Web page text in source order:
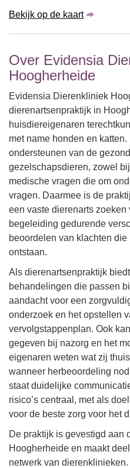
Bekijk op de kaart
Over Evidensia
Hoogherheide
Evidensia Dierenkliniek
dierenartsenpraktijk in
huisdiereigenaren
met name honden en
ondersteunen van de
gezelschapsdieren, zowel
medische vragen die om
vragen. Daarmee is de
een vaste dierenarts zoeken
begeleiding gedurende
beoordelen van klachten
ontstaan.
Als dierenartsenpraktijk
behandelingen die passen
aandacht voor een
onderzoek en het opstellen
vervolgstappenplan. Ook
gegeven bij nazorg en het
eigenaren weten wat zij
wanneer herbeoordeling
staat duidelijke
risico’s centraal, met als
voor de beste zorg voor het
De praktijk is gevestigd aan
Hoogherheide en maakt
netwerk van